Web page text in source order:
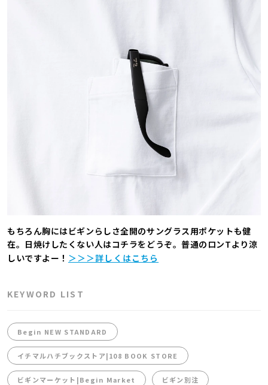
もちろん胸にはビギンらしさ全開のサングラス用ポケットも健
在。日焼けしたくない人はコチラをどうぞ。普通のロンTより涼
しいですよー！ ＞＞＞詳しくはこちら
KEYWORD LIST
Begin NEW STANDARD
イチマルハチブックストア|108 BOOK STORE
ビギンマーケット|Begin Market ビギン別注